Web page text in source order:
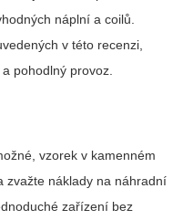
náplní a coilů.
v této recenzi,
pohodlný provoz.
vzorek v kamenném
zvažte náklady na náhradní
zařízení bez